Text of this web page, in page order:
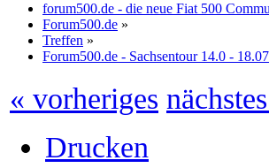
forum500.de - die neue Fiat 500
Forum500.de »
Treffen »
Forum500.de - Sachsentour 14.0 -
« vorheriges
Drucken